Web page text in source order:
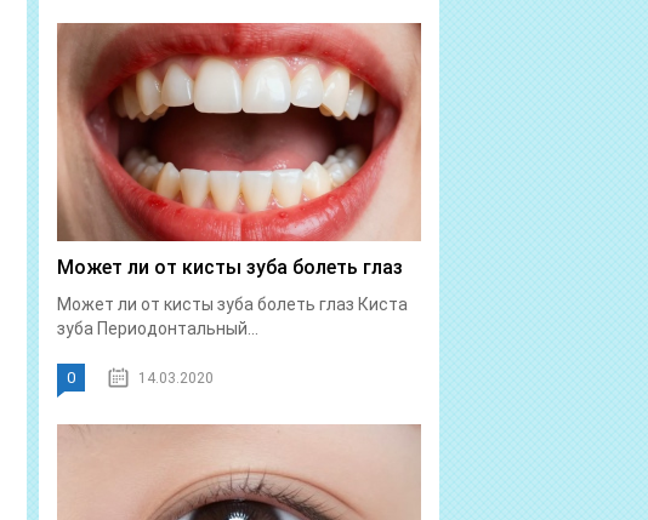
Может ли от кисты зуба болеть глаз
Может ли от кисты зуба болеть глаз Киста
зуба Периодонтальный...
0 14.03.2020